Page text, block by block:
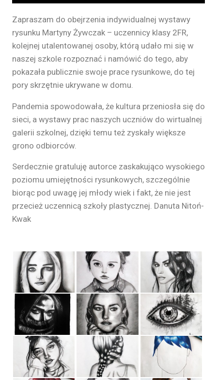
Zapraszam do obejrzenia indywidualnej wystawy
rysunku Martyny Żywczak – uczennicy klasy 2FR,
kolejnej utalentowanej osoby, którą udało mi się w
naszej szkole rozpoznać i namówić do tego, aby
pokazała publicznie swoje prace rysunkowe, do tej
pory skrzętnie ukrywane w domu.
Pandemia spowodowała, że kultura przeniosła się do
sieci, a wystawy prac naszych uczniów do wirtualnej
galerii szkolnej, dzięki temu też zyskały większe
grono odbiorców.
Serdecznie gratuluję autorce zaskakująco wysokiego
poziomu umiejętności rysunkowych, szczególnie
biorąc pod uwagę jej młody wiek i fakt, że nie jest
przecież uczennicą szkoły plastycznej. Danuta Nitoń-
Kwak